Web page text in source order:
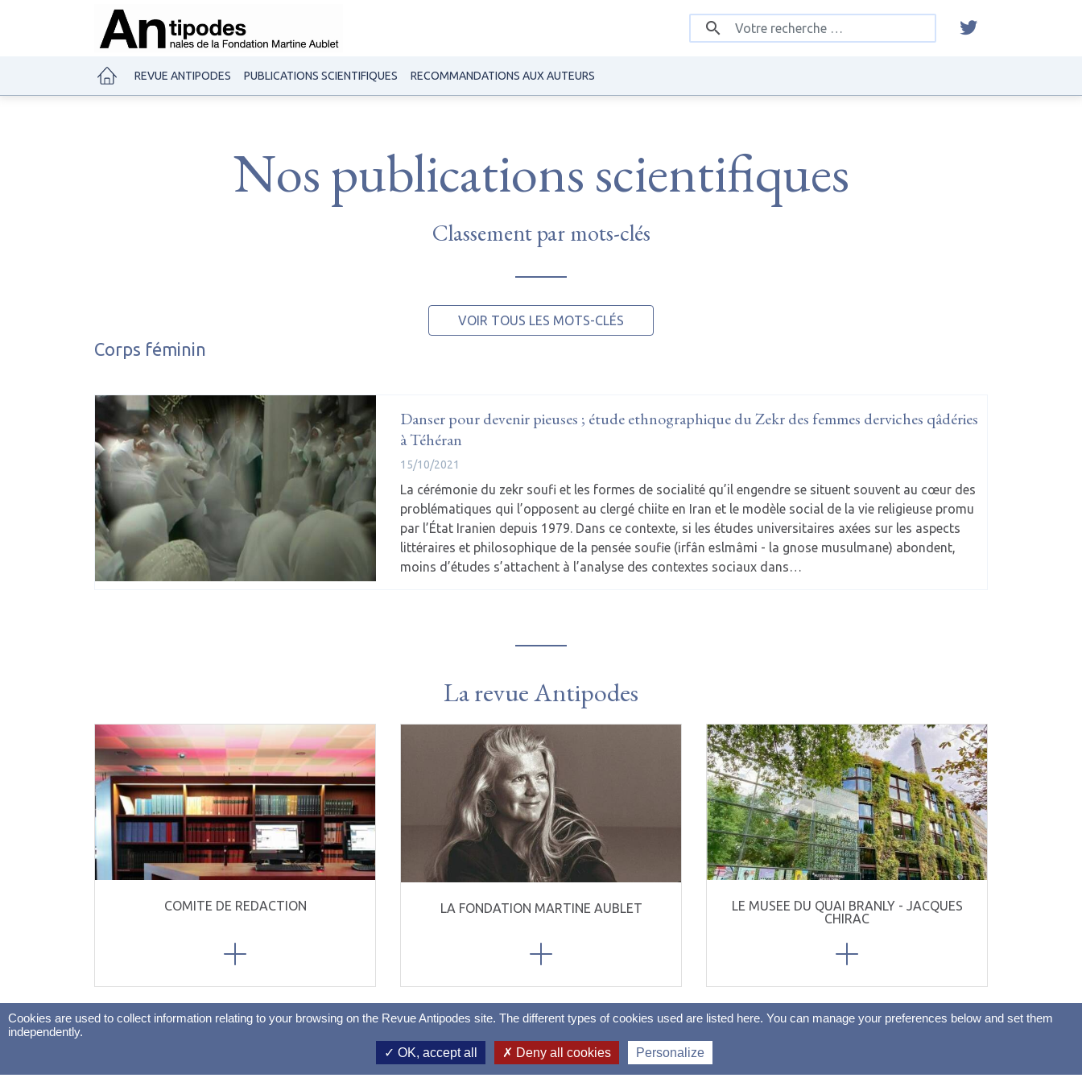
REVUE ANTIPODES PUBLICATIONS SCIENTIFIQUES RECOMMANDATIONS AUX AUTEURS
Nos publications scientifiques
Classement par mots-clés
VOIR TOUS LES MOTS-CLÉS
Corps féminin
Danser pour devenir pieuses ; étude ethnographique du Zekr des femmes derviches qâdéries
à Téhéran
15/10/2021
La cérémonie du zekr soufi et les formes de socialité qu’il engendre se situent souvent au cœur des
problématiques qui l’opposent au clergé chiite en Iran et le modèle social de la vie religieuse promu
par l’État Iranien depuis 1979. Dans ce contexte, si les études universitaires axées sur les aspects
littéraires et philosophique de la pensée soufie (irfân eslmâmi - la gnose musulmane) abondent,
moins d’études s’attachent à l’analyse des contextes sociaux dans…
La revue Antipodes
COMITE DE REDACTION LA FONDATION MARTINE AUBLET
LE MUSEE DU QUAI BRANLY - JACQUES
CHIRAC
Copyright 2022 | Mentions Légales |Données Personnelles|Crédits
Cookies are used to collect information relating to your browsing on the Revue Antipodes site. The different types of cookies used are listed here. You can manage your preferences below and set them
independently.
OK, accept all
Deny all cookies Personalize